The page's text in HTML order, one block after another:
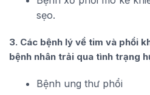
sẹo.
3. Các bệnh lý về tim và phổi
bệnh nhân trải qua tình trạng
Bệnh ung thư phổi